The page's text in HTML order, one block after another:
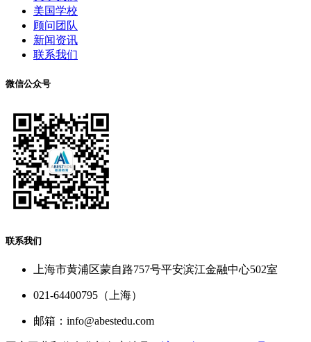
美国学校
顾问团队
新闻资讯
联系我们
微信公众号
联系我们
上海市黄浦区蒙自路757号平安滨江金融中心502室
021-64400795（上海）
邮箱：info@abestedu.com